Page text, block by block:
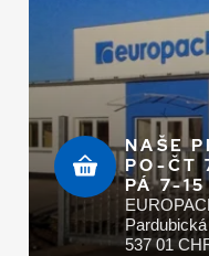
NAŠE
PO-ČT
PÁ 7-
537 01